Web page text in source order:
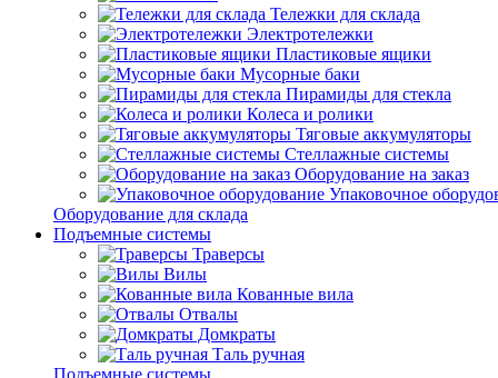
Тележки для склада
Электротележки
Пластиковые ящики
Мусорные баки
Пирамиды для стекла
Колеса и ролики
Тяговые аккумуляторы
Стеллажные системы
Оборудование на заказ
Упаковочное
Оборудование для склада
Подъемные системы
Траверсы
Вилы
Кованные вила
Отвалы
Домкраты
Таль ручная
Подъемные системы